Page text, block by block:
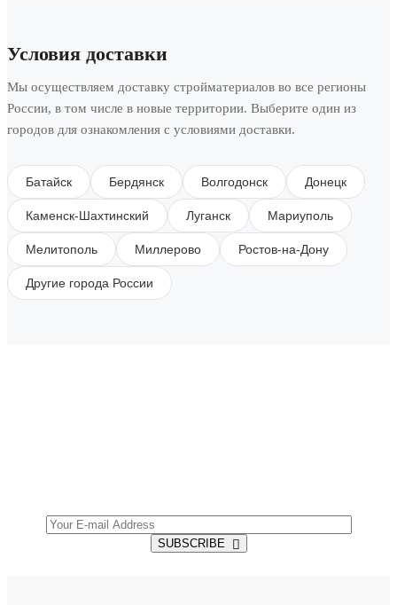
Условия доставки
Мы осуществляем доставку стройматериалов во все регионы
России, в том числе в новые территории. Выберите один из
городов для ознакомления с условиями доставки.
Батайск Бердянск Волгодонск Донецк
Каменск-Шахтинский Луганск Мариуполь
Мелитополь Миллерово Ростов-на-Дону
Другие города России
SUBSCRIBE